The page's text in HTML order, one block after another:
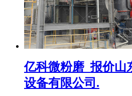
亿科微粉磨_报价山
设备有限公司.